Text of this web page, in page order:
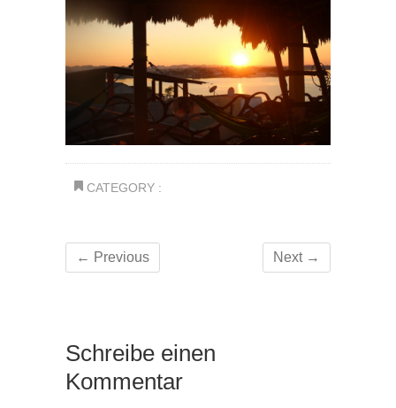
CATEGORY :
← Previous Next →
Schreibe einen
Kommentar